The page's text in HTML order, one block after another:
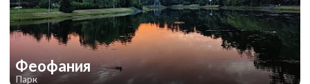
Феофания
Парк